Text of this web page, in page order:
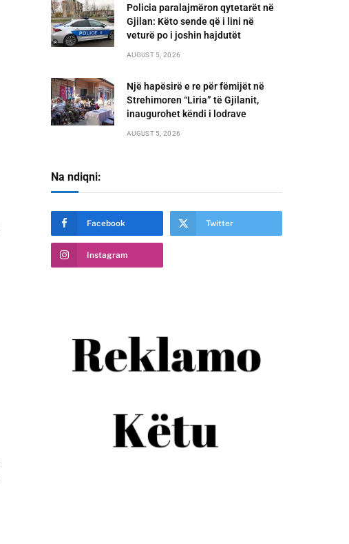
Policia paralajmëron qytetarët në
Gjilan: Këto sende që i lini në
veturë po i joshin hajdutët
AUGUST 5, 2026
Një hapësirë e re për fëmijët në
Strehimoren “Liria” të Gjilanit,
inaugurohet këndi i lodrave
AUGUST 5, 2026
Na ndiqni:
Facebook Twitter
Instagram